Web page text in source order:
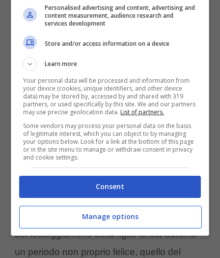
di casa sembra aver ‘obbedito’ con molto
piacere al volere ‘popolare’.
Potrebbe interessarti anche:
sui cani di Meghan Markle: chi sono Pula e
Guy (e anche Bogart)
Neve, il cane della famiglia
Santarelli-Corradi
Un cane partecipa attivamente a tutte le
esperienze di una famiglia, sia belle che
brutte. Sui social infatti ritroviamo le immagini
dei festeggiamenti della figlia Greta durante
un periodo non proprio felice, quello del
Personalised advertising and content, advertising and
content measurement, audience research and
services development
Store and/or access information on a device
Learn more
Your personal data will be processed and information from
your device (cookies, unique identifiers, and other device
data) may be stored by, accessed by and shared with 319
partners, or used specifically by this site. We and our partners
may use precise geolocation data. List of partners.
Some vendors may process your personal data on the basis
of legitimate interest, which you can object to by managing
your options below. Look for a link at the bottom of this page
or in the site menu to manage or withdraw consent in privacy
and cookie settings.
Consent
Manage options